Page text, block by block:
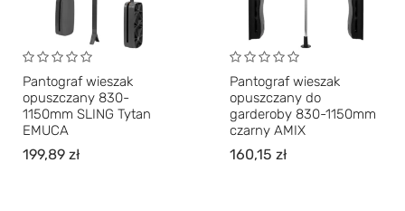
Pantograf wieszak
opuszczany 830-
1150mm SLING Tytan
EMUCA
199,89 zł
Pantograf wieszak
opuszczany do
garderoby 830-1150mm
czarny AMIX
160,15 zł